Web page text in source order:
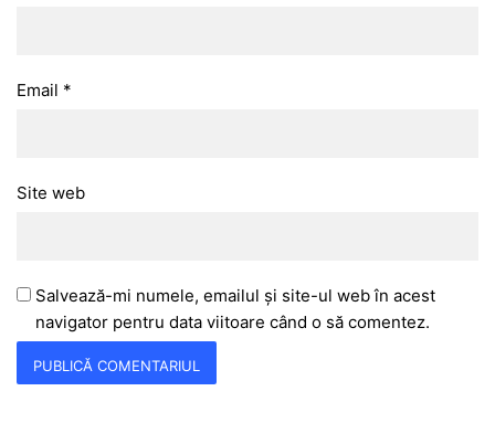
Email *
Site web
Salvează-mi numele, emailul și site-ul web în acest
navigator pentru data viitoare când o să comentez.